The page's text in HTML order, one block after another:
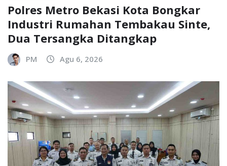
Polres Metro Bekasi Kota Bongkar
Industri Rumahan Tembakau Sinte,
Dua Tersangka Ditangkap
PM Agu 6, 2026